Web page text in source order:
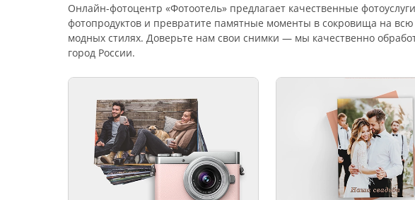
Онлайн-фотоцентр «Фотоотель» предлагает качественные
фотопродуктов и превратите памятные моменты в сокровища на
модных стилях. Доверьте нам свои снимки — мы качественно
город России.